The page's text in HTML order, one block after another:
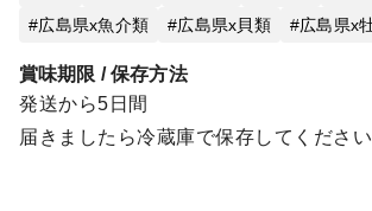
広島県x魚介類
広島県x貝類 広島県x
賞味期限 / 保存方法
発送から5日間
届きましたら冷蔵庫で保存してください